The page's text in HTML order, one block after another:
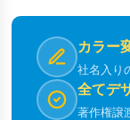
カラー
社名入り
全てデ
著作権譲